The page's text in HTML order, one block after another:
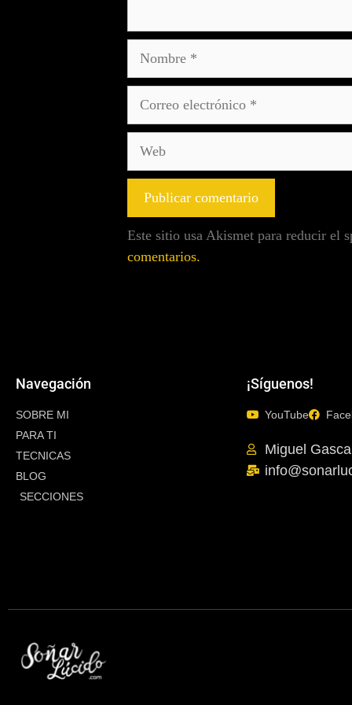
Este sitio usa Akismet para reducir el
comentarios.
Navegación
SOBRE MI
PARA TI
TECNICAS
BLOG
SECCIONES
¡Síguenos!
YouTube
Miguel Gasca